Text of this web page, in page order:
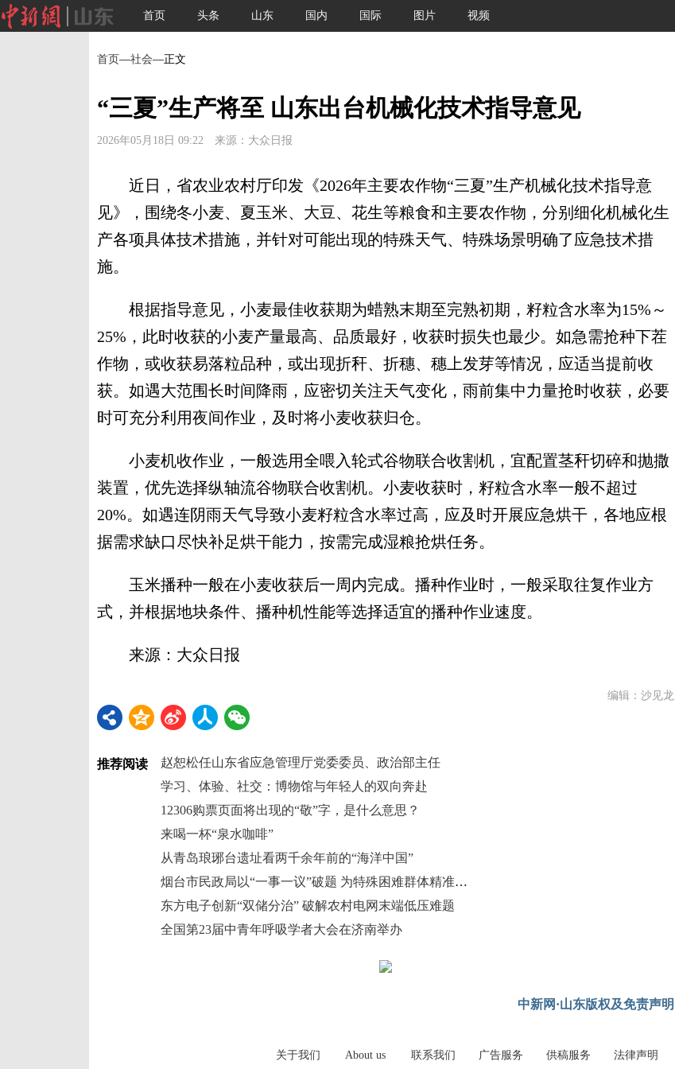
首页 头条 山东 国内 国际 图片 视频
首页—社会—正文
“三夏”生产将至 山东出台机械化技术指导意见
2026年05月18日 09:22 来源：大众日报
近日，省农业农村厅印发《2026年主要农作物“三夏”生产机械化技术指导意
见》，围绕冬小麦、夏玉米、大豆、花生等粮食和主要农作物，分别细化机械化生
产各项具体技术措施，并针对可能出现的特殊天气、特殊场景明确了应急技术措
施。
根据指导意见，小麦最佳收获期为蜡熟末期至完熟初期，籽粒含水率为15%～
25%，此时收获的小麦产量最高、品质最好，收获时损失也最少。如急需抢种下茬
作物，或收获易落粒品种，或出现折秆、折穗、穗上发芽等情况，应适当提前收
获。如遇大范围长时间降雨，应密切关注天气变化，雨前集中力量抢时收获，必要
时可充分利用夜间作业，及时将小麦收获归仓。
小麦机收作业，一般选用全喂入轮式谷物联合收割机，宜配置茎秆切碎和抛撒
装置，优先选择纵轴流谷物联合收割机。小麦收获时，籽粒含水率一般不超过
20%。如遇连阴雨天气导致小麦籽粒含水率过高，应及时开展应急烘干，各地应根
据需求缺口尽快补足烘干能力，按需完成湿粮抢烘任务。
玉米播种一般在小麦收获后一周内完成。播种作业时，一般采取往复作业方
式，并根据地块条件、播种机性能等选择适宜的播种作业速度。
来源：大众日报
编辑：沙见龙
推荐阅读
赵恕松任山东省应急管理厅党委委员、政治部主任
学习、体验、社交：博物馆与年轻人的双向奔赴
12306购票页面将出现的“敬”字，是什么意思？
来喝一杯“泉水咖啡”
从青岛琅琊台遗址看两千余年前的“海洋中国”
烟台市民政局以“一事一议”破题 为特殊困难群体精准兜底
东方电子创新“双储分治” 破解农村电网末端低压难题
全国第23届中青年呼吸学者大会在济南举办
中新网·山东版权及免责声明
关于我们 About us 联系我们 广告服务 供稿服务 法律声明